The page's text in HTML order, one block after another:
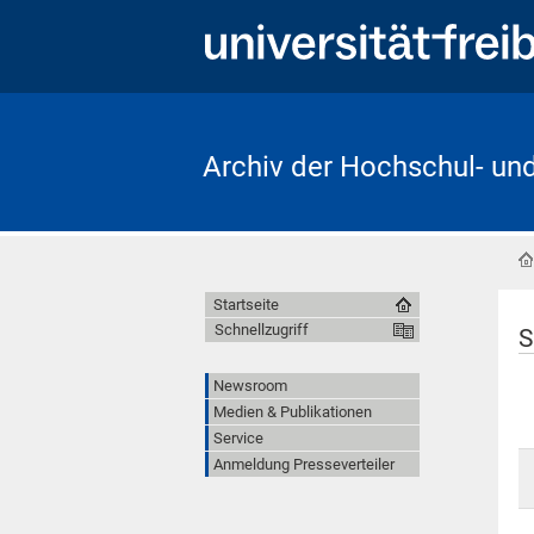
Archiv der Hochschul-
Startseite
Schnellzugriff
Newsroom
Medien & Publikationen
Service
Anmeldung Presseverteiler